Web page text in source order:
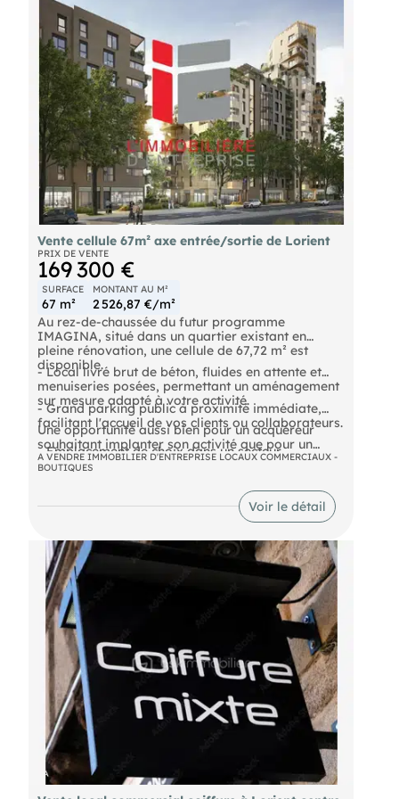
Vente cellule 67m² axe entrée/sortie de Lorient
PRIX DE VENTE
169 300 €
SURFACE
67 m²
MONTANT AU M²
2 526,87 €/m²
Au rez-de-chaussée du futur programme
IMAGINA, situé dans un quartier existant en
pleine rénovation, une cellule de 67,72 m² est
disponible.
- Local livré brut de béton, fluides en attente et
menuiseries posées, permettant un aménagement
sur mesure adapté à votre activité.
- Grand parking public à proximité immédiate,
facilitant l'accueil de vos clients ou collaborateurs.
- Emplacement de choix dans un secteur
dynamique et en renouvellement, gage de
Une opportunité aussi bien pour un acquéreur
souhaitant implanter son activité que pour un
investisseur à la recherche d'un bien attractif et
facile à louer.
A VENDRE IMMOBILIER D'ENTREPRISE LOCAUX COMMERCIAUX -
BOUTIQUES
Voir le détail